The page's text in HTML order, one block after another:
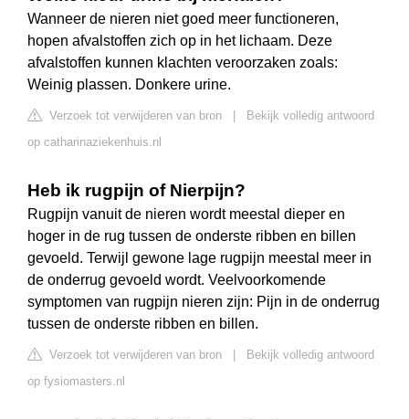
Wanneer de nieren niet goed meer functioneren,
hopen afvalstoffen zich op in het lichaam. Deze
afvalstoffen kunnen klachten veroorzaken zoals:
Weinig plassen. Donkere urine.
Verzoek tot verwijderen van bron
Bekijk volledig antwoord
op catharinaziekenhuis.nl
Heb ik rugpijn of Nierpijn?
Rugpijn vanuit de nieren wordt meestal dieper en
hoger in de rug tussen de onderste ribben en billen
gevoeld. Terwijl gewone lage rugpijn meestal meer in
de onderrug gevoeld wordt. Veelvoorkomende
symptomen van rugpijn nieren zijn: Pijn in de onderrug
tussen de onderste ribben en billen.
Verzoek tot verwijderen van bron
Bekijk volledig antwoord
op fysiomasters.nl